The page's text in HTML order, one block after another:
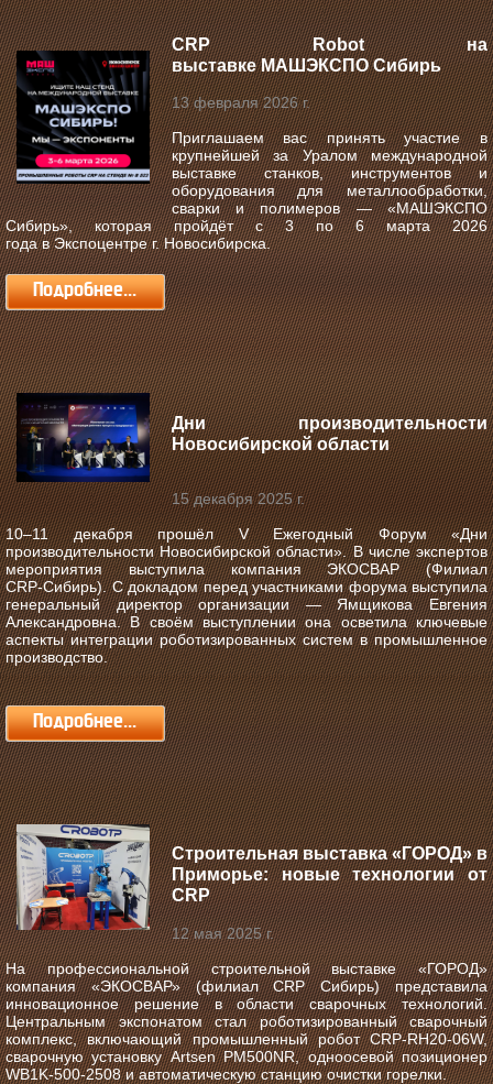
CRP Robot на
выставке МАШЭКСПО Сибирь
13 февраля 2026 г.
Приглашаем вас принять участие в
крупнейшей за Уралом международной
выставке станков, инструментов и
оборудования для металлообработки,
сварки и полимеров —«МАШЭКСПО
Сибирь», которая пройдёт с3 по 6 марта 2026
годавЭкспоцентре г. Новосибирска.
Подробнее...
Дни производительности
Новосибирской области
15 декабря 2025 г.
10–11 декабря прошёл V Ежегодный Форум «Дни
производительности Новосибирской области».В числе экспертов
мероприятия выступила компания ЭКОСВАР (Филиал
CRP‑Сибирь). С докладом перед участниками форума выступила
генеральный директор организации — Ямщикова Евгения
Александровна. В своём выступлении она осветила ключевые
аспекты интеграции роботизированных систем в промышленное
производство.
Подробнее...
Строительная выставка «ГОРОД» в
Приморье: новые технологии от
CRP
12 мая 2025 г.
На профессиональной строительной выставке «ГОРОД»
компания «ЭКОСВАР» (филиал CRP Сибирь) представила
инновационное решение в области сварочных технологий.
Центральным экспонатом стал роботизированный сварочный
комплекс, включающий промышленный робот CRP-RH20-06W,
сварочную установку Artsen PM500NR, одноосевой позиционер
WB1K-500-2508 и автоматическую станцию очистки горелки.